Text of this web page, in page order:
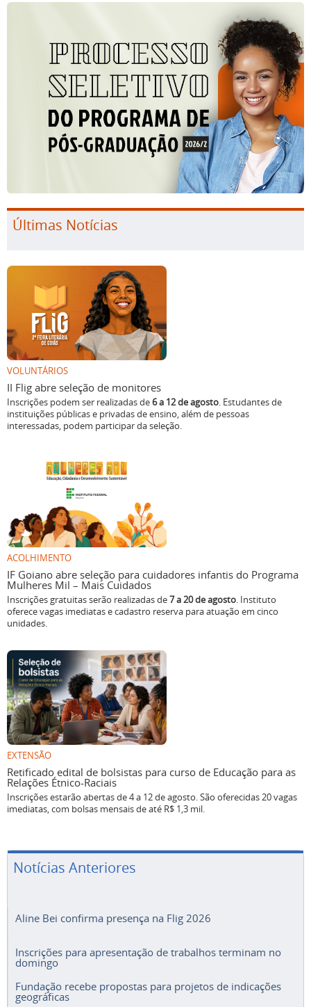
Últimas Notícias
VOLUNTÁRIOS
II Flig abre seleção de monitores
Inscrições podem ser realizadas de6 a 12 de agosto. Estudantes de
instituições públicas e privadas de ensino, além de pessoas
interessadas, podem participar da seleção.
ACOLHIMENTO
IF Goiano abre seleção para cuidadores infantis do Programa
Mulheres Mil – Mais Cuidados
Inscrições gratuitas serão realizadas de7 a 20 de agosto. Instituto
oferece vagas imediatas e cadastro reserva para atuação em cinco
unidades.
EXTENSÃO
Retificado edital de bolsistas para curso de Educação para as
Relações Étnico-Raciais
Inscrições estarão abertas de 4 a 12 de agosto. São oferecidas 20 vagas
imediatas, com bolsas mensais de até R$ 1,3 mil.
Notícias Anteriores
Aline Bei confirma presença na Flig 2026
Inscrições para apresentação de trabalhos terminam no
domingo
Fundação recebe propostas para projetos de indicações
geográficas